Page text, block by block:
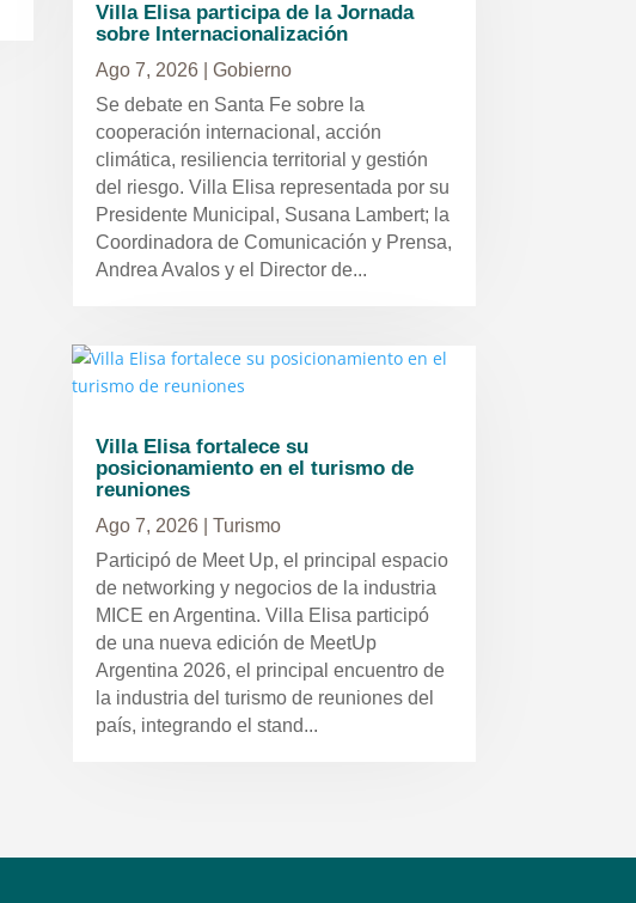
Villa Elisa participa de la Jornada
sobre Internacionalización
Ago 7, 2026| Gobierno
Se debate en Santa Fe sobre la
cooperación internacional, acción
climática, resiliencia territorial y gestión
del riesgo. Villa Elisa representada por su
Presidente Municipal, Susana Lambert; la
Coordinadora de Comunicación y Prensa,
Andrea Avalos y el Director de...
Villa Elisa fortalece su
posicionamiento en el turismo de
reuniones
Ago 7, 2026| Turismo
Participó de Meet Up, el principal espacio
de networking y negocios de la industria
MICE en Argentina. Villa Elisa participó
de una nueva edición de MeetUp
Argentina 2026, el principal encuentro de
la industria del turismo de reuniones del
país, integrando el stand...